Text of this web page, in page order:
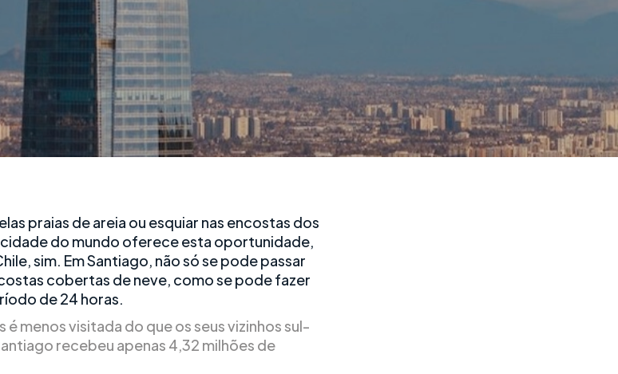
praias de areia ou esquiar nas encostas dos
cidade do mundo oferece esta oportunidade,
sim. Em Santiago, não só se pode passar
cobertas de neve, como se pode fazer
de 24 horas.
é menos visitada do que os seus vizinhos sul-
recebeu apenas 4,32 milhões de